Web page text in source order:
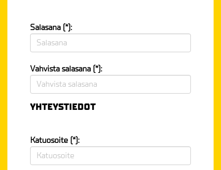
Salasana (*):
Vahvista salasana (*):
YHTEYSTIEDOT
Katuosoite (*):